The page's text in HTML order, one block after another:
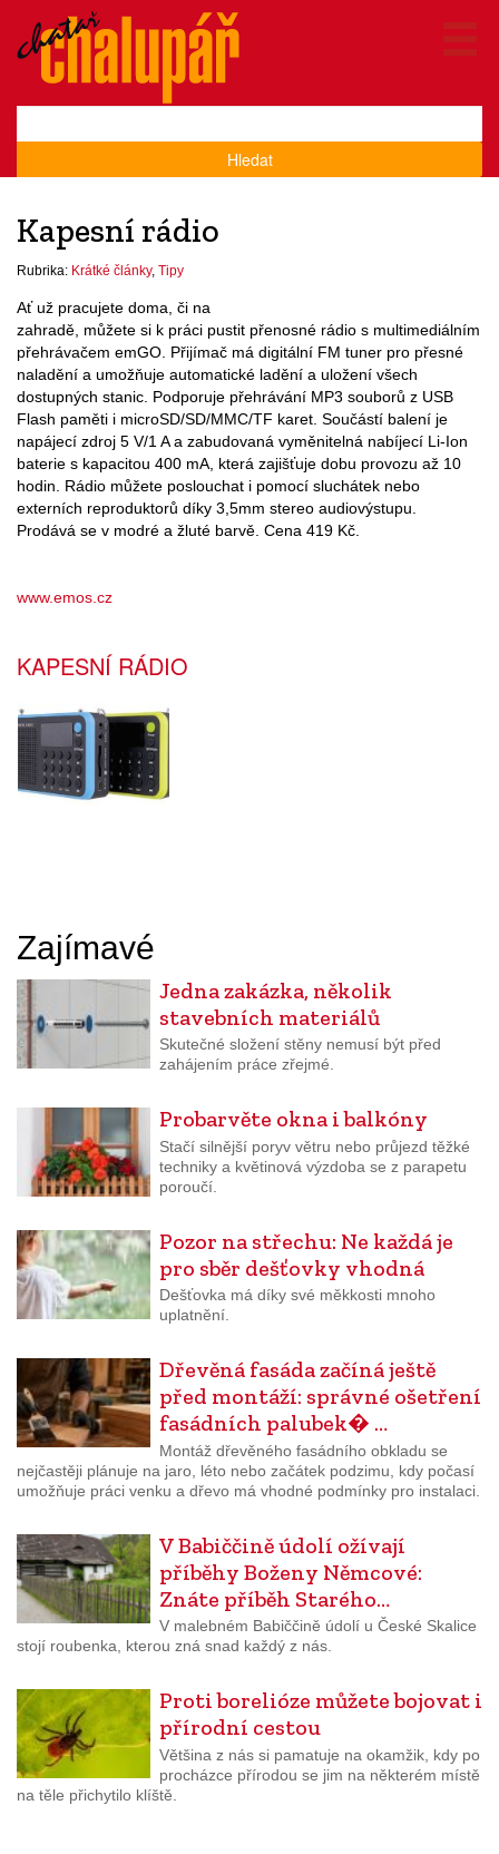
Hledat
Kapesní rádio
Rubrika: Krátké články, Tipy
Ať už pracujete doma, či na
zahradě, můžete si k práci pustit přenosné rádio s multimediálním
přehrávačem emGO. Přijímač má digitální FM tuner pro přesné
naladění a umožňuje automatické ladění a uložení všech
dostupných stanic. Podporuje přehrávání MP3 souborů z USB
Flash paměti i microSD/SD/MMC/TF karet. Součástí balení je
napájecí zdroj 5 V/1 A a zabudovaná vyměnitelná nabíjecí Li-Ion
baterie s kapacitou 400 mA, která zajišťuje dobu provozu až 10
hodin. Rádio můžete poslouchat i pomocí sluchátek nebo
externích reproduktorů díky 3,5mm stereo audiovýstupu.
Prodává se v modré a žluté barvě. Cena 419 Kč.
www.emos.cz
KAPESNÍ RÁDIO
Zajímavé
Jedna zakázka, několik
stavebních materiálů
Skutečné složení stěny nemusí být před
zahájením práce zřejmé.
Probarvěte okna i balkóny
Stačí silnější poryv větru nebo průjezd těžké
techniky a květinová výzdoba se z parapetu
poroučí.
Pozor na střechu: Ne každá je
pro sběr dešťovky vhodná
Dešťovka má díky své měkkosti mnoho
uplatnění.
Dřevěná fasáda začíná ještě
před montáží: správné ošetření
fasádních palubek� …
Montáž dřevěného fasádního obkladu se
nejčastěji plánuje na jaro, léto nebo začátek podzimu, kdy počasí
umožňuje práci venku a dřevo má vhodné podmínky pro instalaci.
V Babiččině údolí ožívají
příběhy Boženy Němcové:
Znáte příběh Starého…
V malebném Babiččině údolí u České Skalice
stojí roubenka, kterou zná snad každý z nás.
Proti borelióze můžete bojovat i
přírodní cestou
Většina z nás si pamatuje na okamžik, kdy po
procházce přírodou se jim na některém místě
na těle přichytilo klíště.